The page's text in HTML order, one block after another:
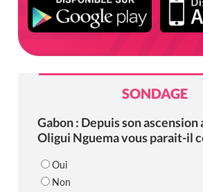
SONDAGE
Gabon : Depuis son ascension
Oligui Nguema vous parait-il
Oui
Non